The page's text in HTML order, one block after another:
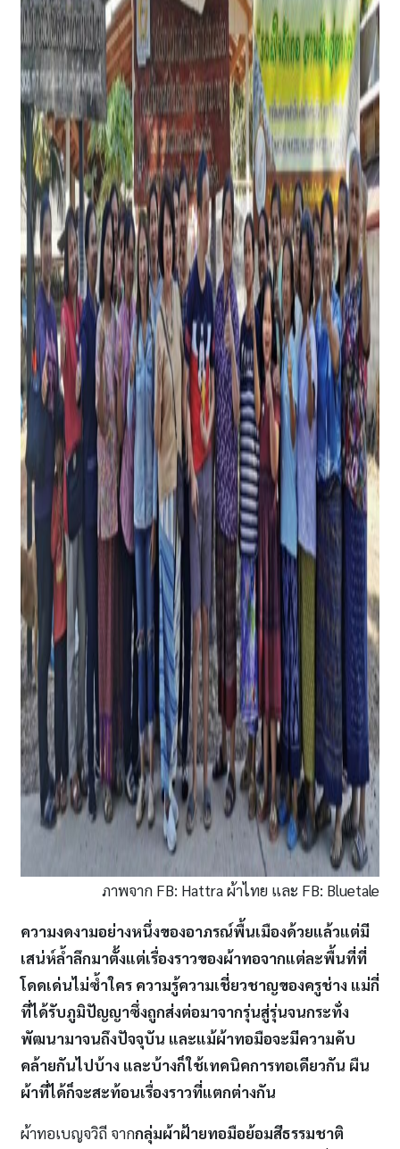
ภาพจาก FB: Hattra ผ้าไทย และ FB: Bluetale
ความงดงามอย่างหนึ่งของอาภรณ์พื้นเมืองด้วยแล้วแต่มี
เสน่ห์ล้ำลึกมาตั้งแต่เรื่องราวของผ้าทอจากแต่ละพื้นที่ที่
โดดเด่นไม่ซ้ำใคร ความรู้ความเชี่ยวชาญของครูช่าง แม่กี่
ที่ได้รับภูมิปัญญาซึ่งถูกส่งต่อมาจากรุ่นสู่รุ่นจนกระทั่ง
พัฒนามาจนถึงปัจจุบัน และแม้ผ้าทอมือจะมีความคับ
คล้ายกันไปบ้าง และบ้างก็ใช้เทคนิคการทอเดียวกัน ผืน
ผ้าที่ได้ก็จะสะท้อนเรื่องราวที่แตกต่างกัน
ผ้าทอเบญจวิถี จากกลุ่มผ้าฝ้ายทอมือย้อมสีธรรมชาติ